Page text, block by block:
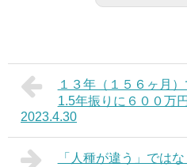
１３年（１５６ヶ月
1.5年振りに６００万
2023.4.30
「人種が違う」では